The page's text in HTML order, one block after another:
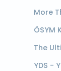
More
ÖSYM
The
YDS -